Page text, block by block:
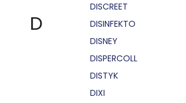
D
DISCREET
DISINFEKTO
DISNEY
DISPERCOLL
DISTYK
DIXI